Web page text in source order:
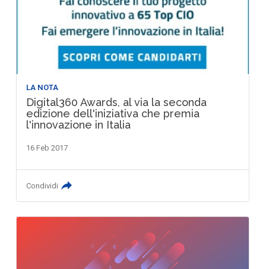
LA NOTA
Digital360 Awards, al via la seconda
edizione dell'iniziativa che premia
l'innovazione in Italia
16 Feb 2017
Condividi